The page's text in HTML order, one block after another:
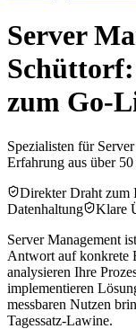
Server
zum Go-
Spezialisten für
Erfahrung aus über
Direkter Draht zum
Datenhaltung
Klare
Server Management
Antwort auf konkrete
analysieren Ihre
implementieren
messbaren Nutzen
Tagessatz-Lawine.